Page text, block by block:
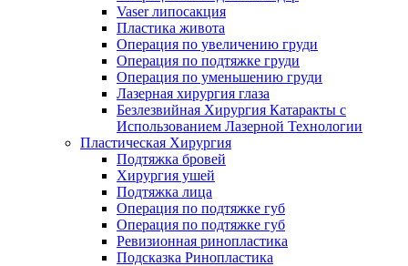
Vaser липосакция
Пластика живота
Операция по увеличению груди
Операция по подтяжке груди
Операция по уменьшению груди
Лазерная хирургия глаза
Безлезвийная Хирургия Катаракты с
Использованием Лазерной Технологии
Пластическая Хирургия
Подтяжка бровей
Хирургия ушей
Подтяжка лица
Операция по подтяжке губ
Операция по подтяжке губ
Ревизионная ринопластика
Подсказка Ринопластика